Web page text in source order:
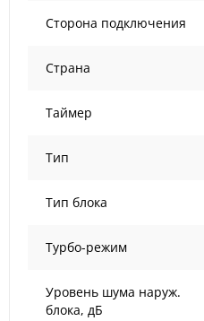
Сторона подключения
Страна
Таймер
Тип
Тип блока
Турбо-режим
Уровень шума наруж.
блока, дБ